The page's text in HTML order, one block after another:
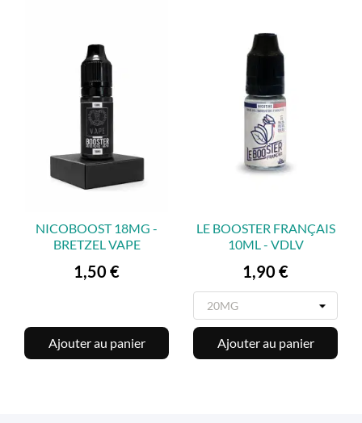
NICOBOOST 18MG -
BRETZEL VAPE
Prix
1,50 €
Ajouter au panier
LE BOOSTER FRANÇAIS
10ML - VDLV
Prix
1,90 €
Ajouter au panier